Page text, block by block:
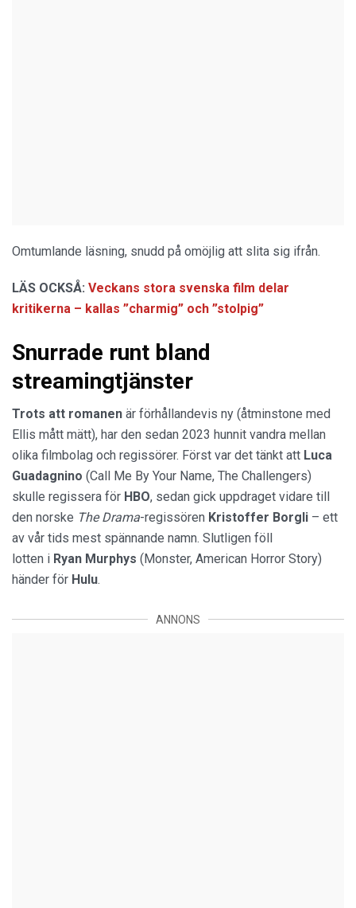
Omtumlande läsning, snudd på omöjlig att slita sig ifrån.
LÄS OCKSÅ: Veckans stora svenska film delar
kritikerna – kallas ”charmig” och ”stolpig”
Snurrade runt bland
streamingtjänster
Trots att romanen är förhållandevis ny (åtminstone med
Ellis mått mätt), har den sedan 2023 hunnit vandra mellan
olika filmbolag och regissörer. Först var det tänkt att Luca
Guadagnino (Call Me By Your Name, The Challengers)
skulle regissera för HBO, sedan gick uppdraget vidare till
den norske The Drama-regissören Kristoffer Borgli – ett
av vår tids mest spännande namn. Slutligen föll
lotten i Ryan Murphys (Monster, American Horror Story)
händer för Hulu.
ANNONS